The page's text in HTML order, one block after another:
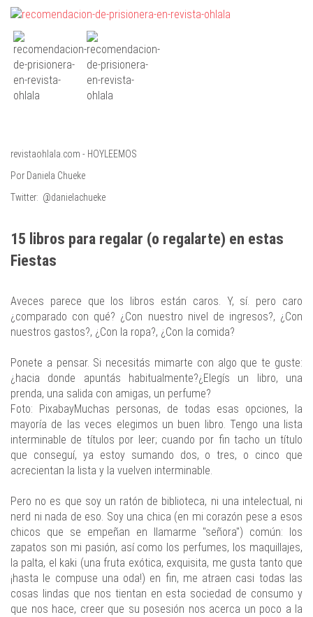
revistaohlala.com - HOYLEEMOS
Por Daniela Chueke
Twitter: @danielachueke
15 libros para regalar (o regalarte) en estas
Fiestas
Aveces parece que los libros están caros. Y, sí. pero caro
¿comparado con qué? ¿Con nuestro nivel de ingresos?, ¿Con
nuestros gastos?, ¿Con la ropa?, ¿Con la comida?
Ponete a pensar. Si necesitás mimarte con algo que te guste:
¿hacia donde apuntás habitualmente?¿Elegís un libro, una
prenda, una salida con amigas, un perfume?
Foto: PixabayMuchas personas, de todas esas opciones, la
mayoría de las veces elegimos un buen libro. Tengo una lista
interminable de títulos por leer; cuando por fin tacho un título
que conseguí, ya estoy sumando dos, o tres, o cinco que
acrecientan la lista y la vuelven interminable.
Pero no es que soy un ratón de biblioteca, ni una intelectual, ni
nerd ni nada de eso. Soy una chica (en mi corazón pese a esos
chicos que se empeñan en llamarme "señora") común: los
zapatos son mi pasión, así como los perfumes, los maquillajes,
la palta, el kaki (una fruta exótica, exquisita, me gusta tanto que
¡hasta le compuse una oda!) en fin, me atraen casi todas las
cosas lindas que nos tientan en esta sociedad de consumo y
que nos hace, creer que su posesión nos acerca un poco a la